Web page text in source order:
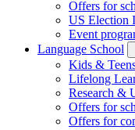
Offers for
US Election
Event
Language School
Kids &
Lifelong
Research &
Offers for
Offers for